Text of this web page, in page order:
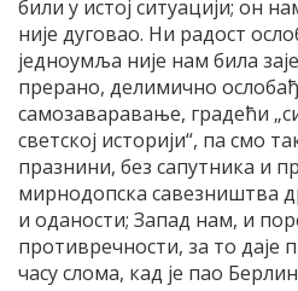
били у истој ситуацији; он
није дуговао. Ни радост
једноумља није нам била
прерано, делимично
самозаваравање, градећи
светској историји“, па смо
празнини, без сапутника и
мирнодопска савезништва
и оданости; Запад нам, и
противречности, за то даје
часу слома, кад је пао